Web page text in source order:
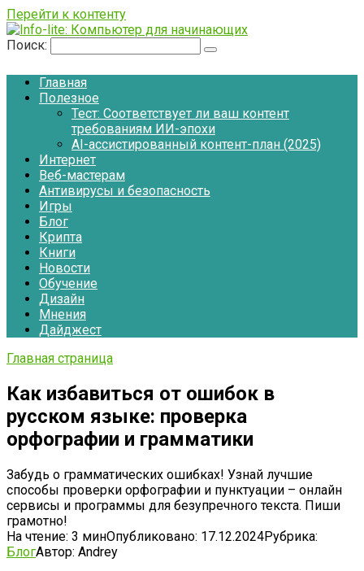
Перейти к контенту
Поиск:
Главная
Полезное
Тест: Соответствует ли ваш контент
требованиям ИИ-эпохи
AI-ассистированный контент-план (2025)
Интернет
Веб-мастерам
Антивирусы и безопасность
Игры
Блог
Крипта
Книги
Новости
Обучение
Дизайн
Мнения
Дайджест
Главная страница
Как избавиться от ошибок в
русском языке: проверка
орфографии и грамматики
Забудь о грамматических ошибках! Узнай лучшие
способы проверки орфографии и пунктуации – онлайн
сервисы и программы для безупречного текста. Пиши
грамотно!
На чтение: 3 минОпубликовано: 17.12.2024Рубрика:
БлогАвтор: Andrey